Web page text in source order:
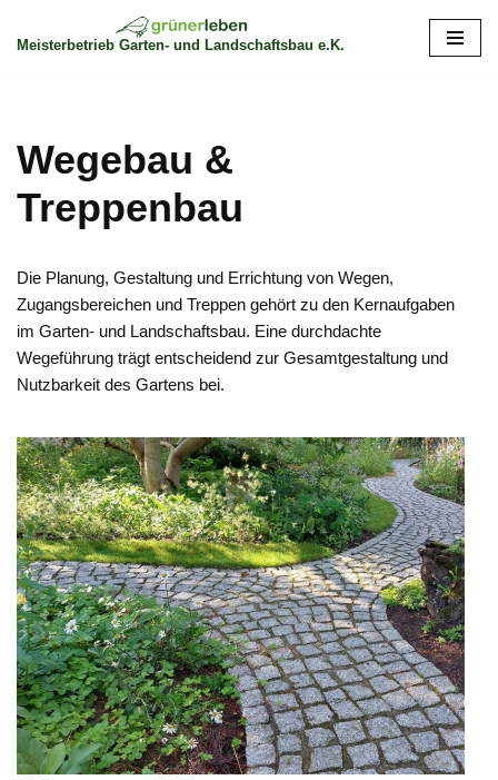
Meisterbetrieb Garten- und Landschaftsbau e.K.
Wegebau &
Treppenbau
Die Planung, Gestaltung und Errichtung von Wegen,
Zugangsbereichen und Treppen gehört zu den Kernaufgaben
im Garten- und Landschaftsbau. Eine durchdachte
Wegeführung trägt entscheidend zur Gesamtgestaltung und
Nutzbarkeit des Gartens bei.